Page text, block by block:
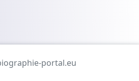
portal.eu